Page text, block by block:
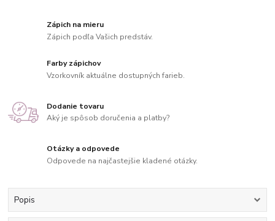
Zápich na mieru
Zápich podľa Vašich predstáv.
Farby zápichov
Vzorkovník aktuálne dostupných farieb.
Dodanie tovaru
Aký je spôsob doručenia a platby?
Otázky a odpovede
Odpovede na najčastejšie kladené otázky.
Popis